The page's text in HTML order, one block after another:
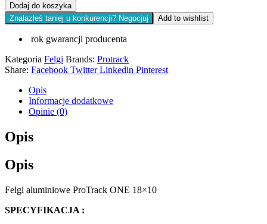
Dodaj do koszyka
Znalazłeś taniej u konkurencji? Negocjuj
Add to wishlist
rok gwarancji producenta
Kategoria Felgi Brands: Protrack
Share: Facebook Twitter Linkedin Pinterest
Opis
Informacje dodatkowe
Opinie (0)
Opis
Opis
Felgi aluminiowe ProTrack ONE 18×10
SPECYFIKACJA :